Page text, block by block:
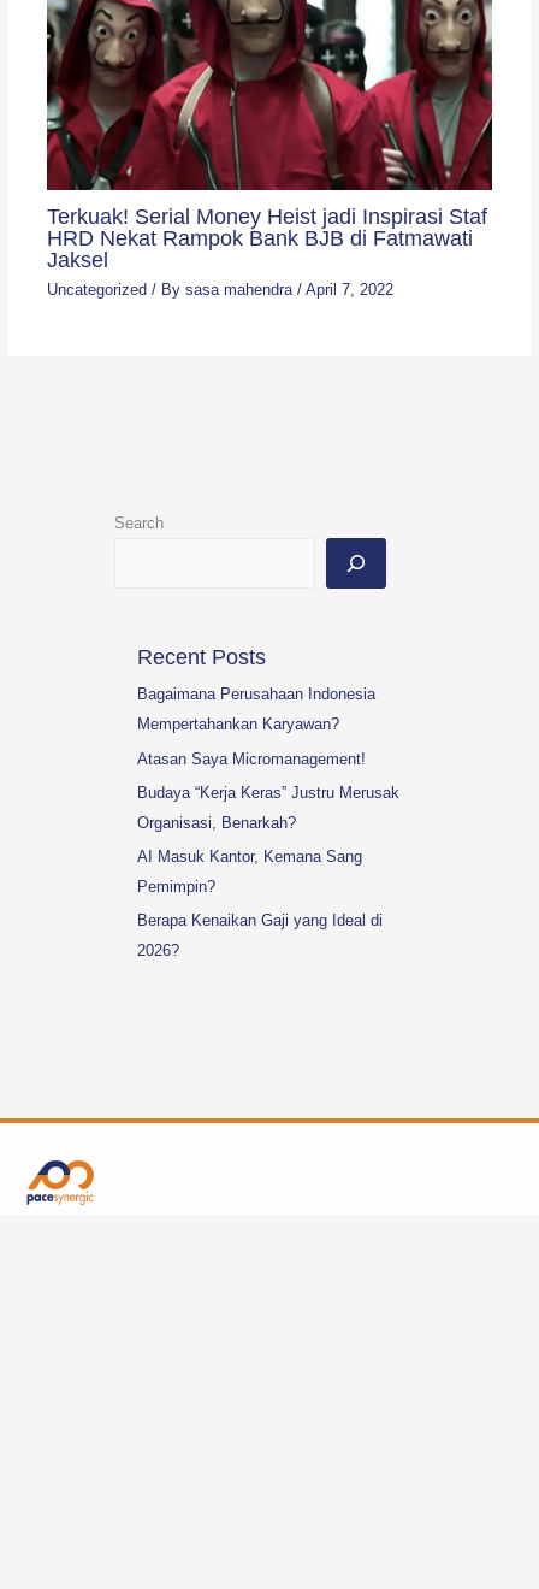
Terkuak! Serial Money Heist jadi Inspirasi Staf
HRD Nekat Rampok Bank BJB di Fatmawati
Jaksel
Uncategorized / By sasa mahendra / April 7, 2022
Search
Recent Posts
Bagaimana Perusahaan Indonesia
Mempertahankan Karyawan?
Atasan Saya Micromanagement!
Budaya “Kerja Keras” Justru Merusak
Organisasi, Benarkah?
AI Masuk Kantor, Kemana Sang
Pemimpin?
Berapa Kenaikan Gaji yang Ideal di
2026?